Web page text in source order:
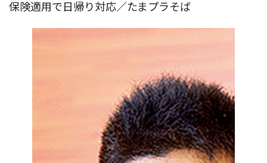
保険適用で日帰り対応／たまプラそば